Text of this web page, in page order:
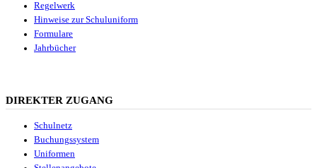
Regelwerk
Hinweise zur Schuluniform
Formulare
Jahrbücher
DIREKTER ZUGANG
Schulnetz
Buchungssystem
Uniformen